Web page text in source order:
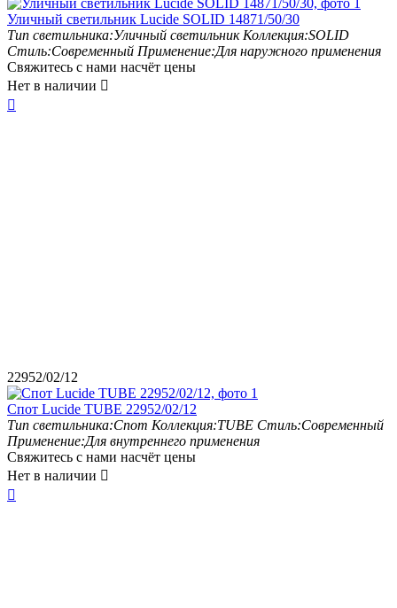
Уличный светильник Lucide SOLID 14871/50/30
Тип светильника:Уличный светильник Коллекция:SOLID
Стиль:Современный Применение:Для наружного применения
Свяжитесь с нами насчёт цены
Нет в наличии 

22952/02/12
Спот Lucide TUBE 22952/02/12
Тип светильника:Спот Коллекция:TUBE Стиль:Современный
Применение:Для внутреннего применения
Свяжитесь с нами насчёт цены
Нет в наличии 
